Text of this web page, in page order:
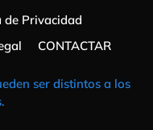
de Privacidad
CONTACTAR
ser distintos a los